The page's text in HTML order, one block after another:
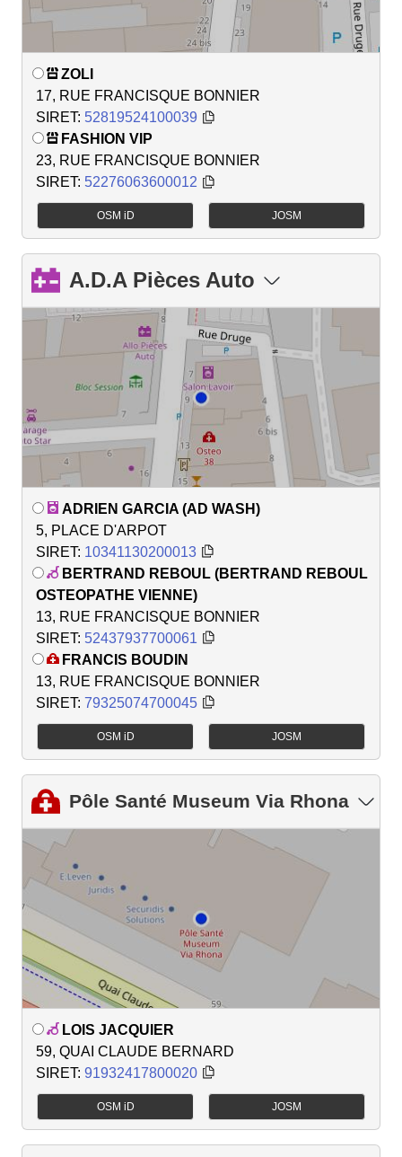
ZOLI
17, RUE FRANCISQUE BONNIER
SIRET: 52819524100039
FASHION VIP
23, RUE FRANCISQUE BONNIER
SIRET: 52276063600012
OSM iD JOSM
A.D.A Pièces Auto
ADRIEN GARCIA (AD WASH)
5, PLACE D'ARPOT
SIRET: 10341130200013
BERTRAND REBOUL (BERTRAND REBOUL
OSTEOPATHE VIENNE)
13, RUE FRANCISQUE BONNIER
SIRET: 52437937700061
FRANCIS BOUDIN
13, RUE FRANCISQUE BONNIER
SIRET: 79325074700045
OSM iD JOSM
Pôle Santé Museum Via Rhona
LOIS JACQUIER
59, QUAI CLAUDE BERNARD
SIRET: 91932417800020
OSM iD JOSM